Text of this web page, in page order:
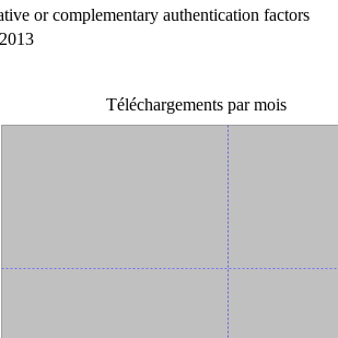
or complementary authentication factors
Téléchargements par mois